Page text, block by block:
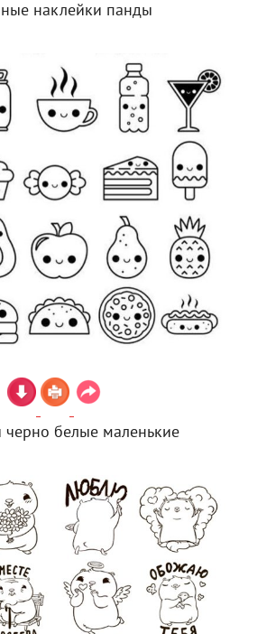
наклейки панды
черно белые маленькие